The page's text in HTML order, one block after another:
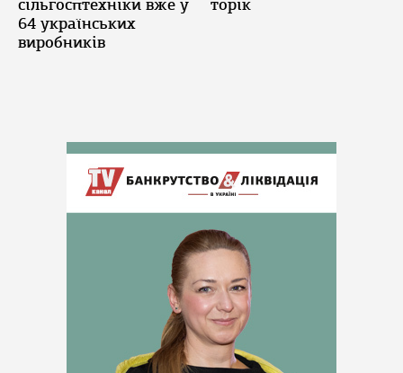
сільгосптехніки вже у
64 українських
виробників
торік